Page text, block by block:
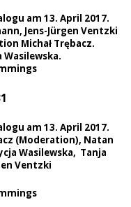
am 13. April 2017.
Jens-Jürgen Ventzki
Michał Trębacz.
am 13. April 2017.
(Moderation), Natan
Wasilewska, Tanja
Ventzki